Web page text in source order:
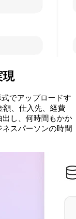
現
でアップロードす
額、仕入先、経費
し、何時間もかか
スパーソンの時間